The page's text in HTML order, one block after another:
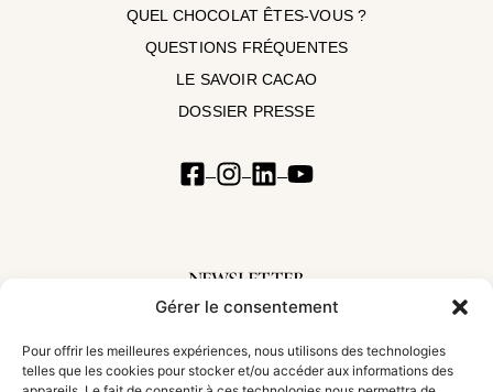
Gérer le consentement
Pour offrir les meilleures expériences, nous utilisons des technologies
telles que les cookies pour stocker et/ou accéder aux informations des
QUEL CHOCOLAT ÊTES-VOUS ?
QUESTIONS FRÉQUENTES
LE SAVOIR CACAO
DOSSIER PRESSE
NEWSLETTER
Inscrivez-vous à notre newsletter pour suivre nos aventures et découvrir les